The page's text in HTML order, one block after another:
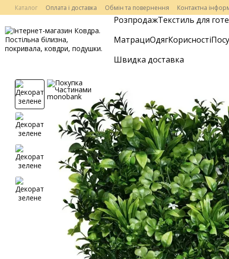
Перейти до основного контенту
Каталог Оплата і доставка Обмін та повернення Контактна
РозпродажТекстиль для
МатрациОдягКорисності
Швидка доставка